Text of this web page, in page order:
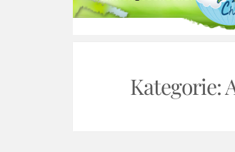
Kategorie: